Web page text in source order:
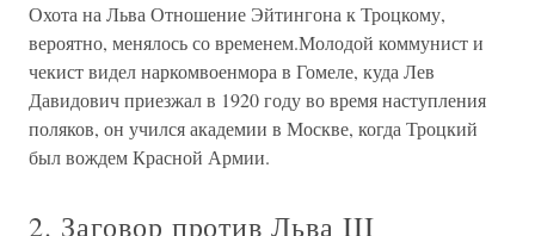
Охота на Льва Отношение Эйтингона к Троцкому,
вероятно, менялось со временем.Молодой коммунист и
чекист видел наркомвоенмора в Гомеле, куда Лев
Давидович приезжал в 1920 году во время наступления
поляков, он учился академии в Москве, когда Троцкий
был вождем Красной Армии.
2. Заговор против Льва III